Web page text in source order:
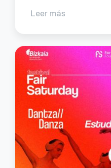
Leer más